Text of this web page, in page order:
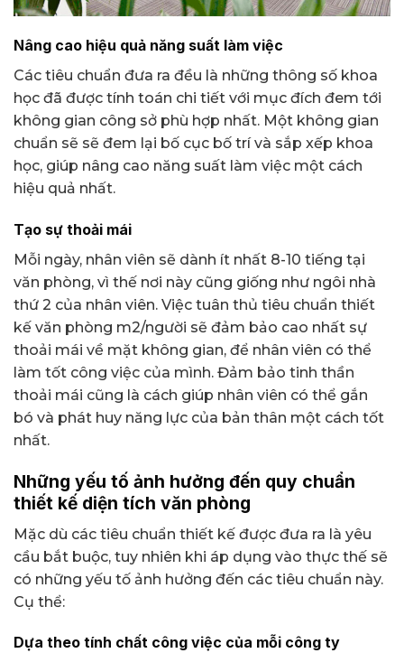
Nâng cao hiệu quả năng suất làm việc
Các tiêu chuẩn đưa ra đều là những thông số khoa
học đã được tính toán chi tiết với mục đích đem tới
không gian công sở phù hợp nhất. Một không gian
chuẩn sẽ sẽ đem lại bố cục bố trí và sắp xếp khoa
học, giúp nâng cao năng suất làm việc một cách
hiệu quả nhất.
Tạo sự thoải mái
Mỗi ngày, nhân viên sẽ dành ít nhất 8-10 tiếng tại
văn phòng, vì thế nơi này cũng giống như ngôi nhà
thứ 2 của nhân viên. Việc tuân thủ tiêu chuẩn thiết
kế văn phòng m2/người sẽ đảm bảo cao nhất sự
thoải mái về mặt không gian, để nhân viên có thể
làm tốt công việc của mình. Đảm bảo tinh thần
thoải mái cũng là cách giúp nhân viên có thể gắn
bó và phát huy năng lực của bản thân một cách tốt
nhất.
Những yếu tố ảnh hưởng đến quy chuẩn
thiết kế diện tích văn phòng
Mặc dù các tiêu chuẩn thiết kế được đưa ra là yêu
cầu bắt buộc, tuy nhiên khi áp dụng vào thực thế sẽ
có những yếu tố ảnh hưởng đến các tiêu chuẩn này.
Cụ thể:
Dựa theo tính chất công việc của mỗi công ty